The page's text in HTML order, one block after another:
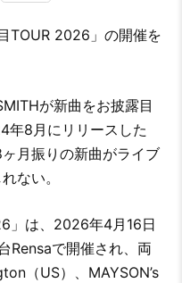
TOUR 2026」の開催を
が新曲をお披露目
年8月にリリースした
月振りの新曲がライブ
ない。
」は、2026年4月16日
Rensaで開催され、両
（US）、MAYSON’s